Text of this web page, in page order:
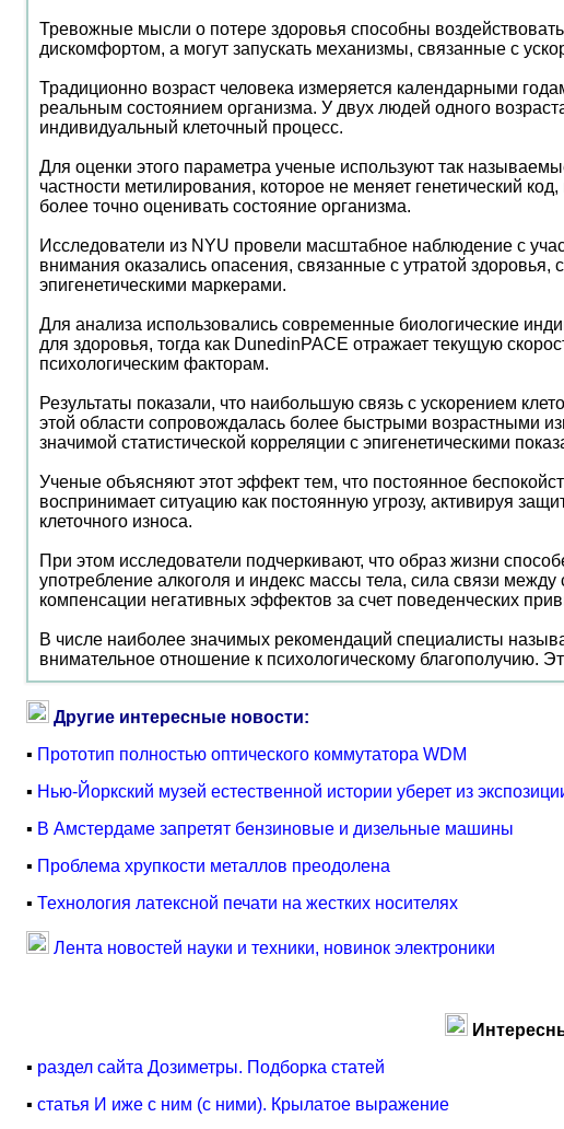
Тревожные мысли о потере здоровья способны
дискомфортом, а могут запускать механизмы, связанные с
Традиционно возраст человека измеряется календарными
реальным состоянием организма. У двух людей одного
индивидуальный клеточный процесс.
Для оценки этого параметра ученые используют так
частности метилирования, которое не меняет генетический
более точно оценивать состояние организма.
Исследователи из NYU провели масштабное наблюдение с
внимания оказались опасения, связанные с утратой
эпигенетическими маркерами.
Для анализа использовались современные биологические
для здоровья, тогда как DunedinPACE отражает текущую
психологическим факторам.
Результаты показали, что наибольшую связь с ускорением
этой области сопровождалась более быстрыми возрастными
значимой статистической корреляции с эпигенетическими
Ученые объясняют этот эффект тем, что постоянное
воспринимает ситуацию как постоянную угрозу, активируя
клеточного износа.
При этом исследователи подчеркивают, что образ жизни
употребление алкоголя и индекс массы тела, сила связи
компенсации негативных эффектов за счет поведенческих
В числе наиболее значимых рекомендаций специалисты
внимательное отношение к психологическому благополучию.
Другие интересные новости:
▪ Прототип полностью оптического коммутатора WDM
▪ Нью-Йоркский музей естественной истории уберет из
▪ В Амстердаме запретят бензиновые и дизельные машины
▪ Проблема хрупкости металлов преодолена
▪ Технология латексной печати на жестких носителях
Лента новостей науки и техники, новинок электроники
▪ раздел сайта Дозиметры. Подборка статей
▪ статья И иже с ним (с ними). Крылатое выражение